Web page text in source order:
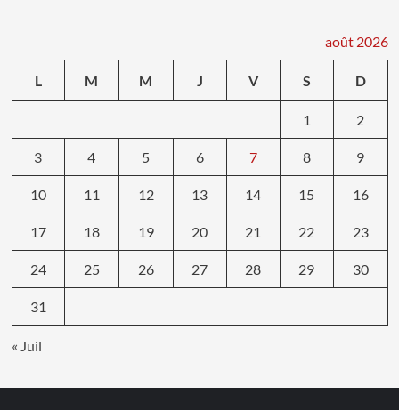
août 2026
L M M J V S D
1 2
3 4 5 6 7 8 9
10 11 12 13 14 15 16
17 18 19 20 21 22 23
24 25 26 27 28 29 30
31
« Juil